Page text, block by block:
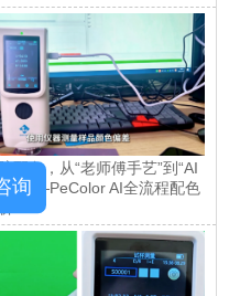
配色，从“老师傅手艺”到“AI
”——PeColor AI全流程配色
询